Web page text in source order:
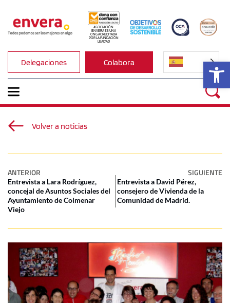
ASOCIACIÓN
ENVERA ES UNA
ONG ACREDITADA
POR LA FUNDACIÓN
LEALTAD
Delegaciones Colabora
Volver a noticias
ANTERIOR SIGUIENTE
Entrevista a Lara Rodríguez,
concejal de Asuntos Sociales del
Ayuntamiento de Colmenar
Viejo
Entrevista a David Pérez,
consejero de Vivienda de la
Comunidad de Madrid.